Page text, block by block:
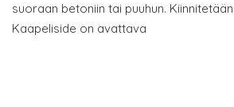
suoraan betoniin tai puuhun.
Kaapeliside on avattava